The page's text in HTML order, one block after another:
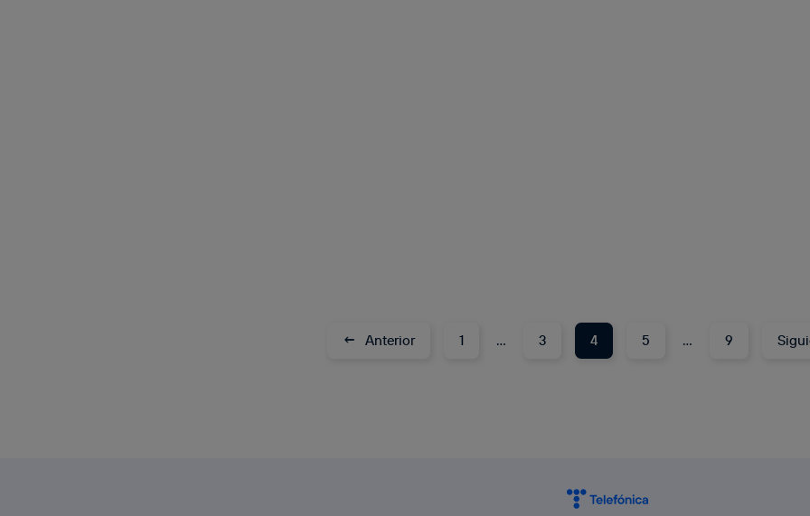
← Anterior 1 … 3 4 5 … 9